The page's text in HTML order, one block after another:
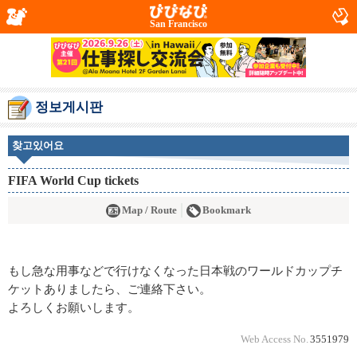
San Francisco
정보게시판
찾고있어요
FIFA World Cup tickets
Map / Route Bookmark
もし急な用事などで行けなくなった日本戦のワールドカップチ
ケットありましたら、ご連絡下さい。
よろしくお願いします。
Web Access No. 3551979